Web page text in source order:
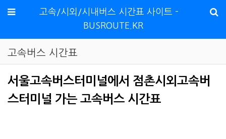
메뉴
고속/시외/시내버스 시간표 사이트 -
BUSROUTE.KR
고속버스 시간표
서울고속버스터미널에서 점촌시외고속버
스터미널 가는 고속버스 시간표